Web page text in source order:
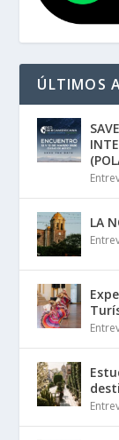
ÚLTIMOS
LA